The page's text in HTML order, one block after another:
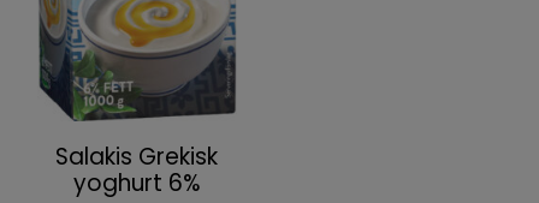
Salakis Grekisk
yoghurt 6%